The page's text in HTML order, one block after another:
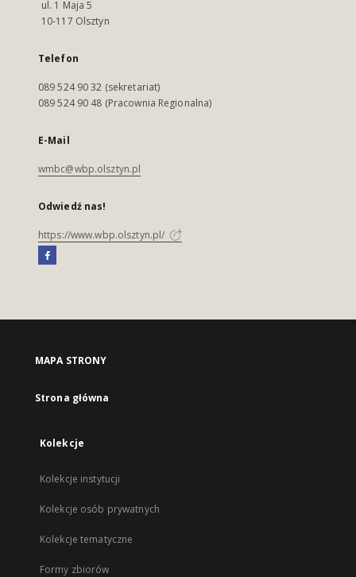
ul. 1 Maja 5
10-117 Olsztyn
Telefon
089 524 90 32 (sekretariat)
089 524 90 48 (Pracownia Regionalna)
E-Mail
wmbc@wbp.olsztyn.pl
Odwiedź nas!
https://www.wbp.olsztyn.pl/
MAPA STRONY
Strona główna
Kolekcje
Kolekcje instytucji
Kolekcje osób prywatnych
Kolekcje tematyczne
Formy zbiorów